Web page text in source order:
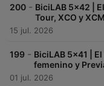
200 - BiciLAB 5x42 |
Tour, XCO y XCM
15 jul. 2026
199 - BiciLAB 5x41 |
femenino y
01 jul. 2026